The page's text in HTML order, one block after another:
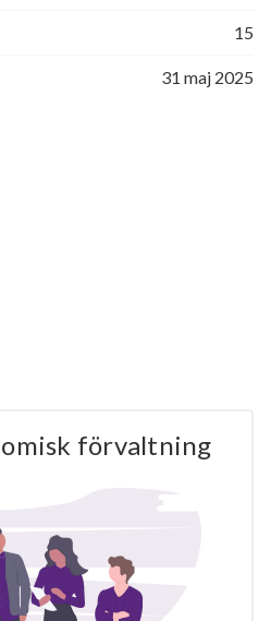
15
31 maj 2025
förvaltning